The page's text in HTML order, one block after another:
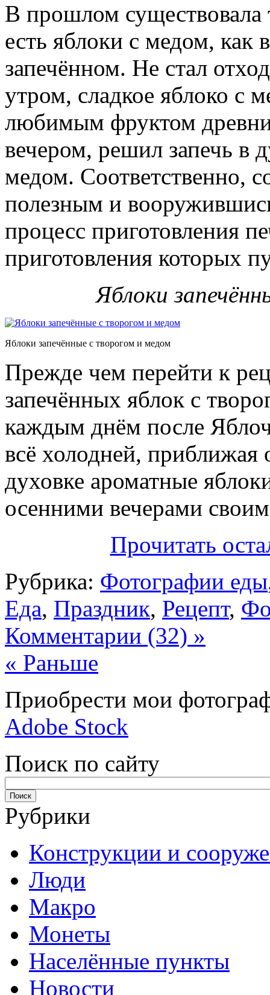
В прошлом
есть яблоки с медом, как
запечённом. Не стал
утром, сладкое яблоко с
любимым фруктом
вечером, решил запечь в
медом. Соответственно,
полезным и
процесс приготовления
приготовления которых
Яблоки
Яблоки запечённые с творогом и медом
Прежде чем перейти к
запечённых яблок с
каждым днём после
всё холодней, приближая
духовке ароматные
осенними вечерами
Прочитать
Рубрика: Фотографии еды
Еда, Праздник, Рецепт,
Комментарии (32) »
« Раньше
Приобрести мои
Adobe Stock
Поиск по сайту
Рубрики
Конструкции и
Люди
Макро
Монеты
Населённые пункты
Новости